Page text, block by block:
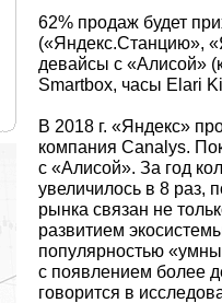
62% продаж будет
(«Яндекс.Станцию»,
девайсы с «Алисой»
Smartbox, часы Elari
В 2018 г. «Яндекс»
компания Canalys.
с «Алисой». За год
увеличилось в 8 раз,
рынка связан не
развитием
популярностью
с появлением более
говорится в